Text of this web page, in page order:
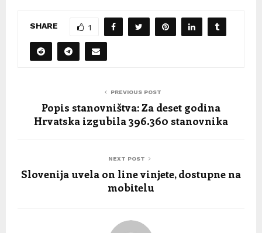
SHARE 1
PREVIOUS POST
Popis stanovništva: Za deset godina
Hrvatska izgubila 396.360 stanovnika
NEXT POST
Slovenija uvela on line vinjete, dostupne na
mobitelu